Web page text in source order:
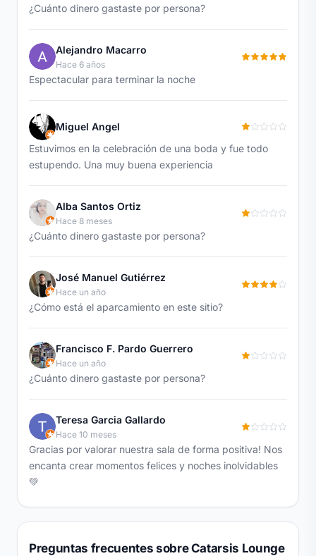
¿Cuánto dinero gastaste por persona?
Alejandro Macarro
Hace 6 años
Espectacular para terminar la noche
Miguel Angel
Estuvimos en la celebración de una boda y fue todo
estupendo. Una muy buena experiencia
Alba Santos Ortiz
Hace 8 meses
¿Cuánto dinero gastaste por persona?
José Manuel Gutiérrez
Hace un año
¿Cómo está el aparcamiento en este sitio?
Francisco F. Pardo Guerrero
Hace un año
¿Cuánto dinero gastaste por persona?
Teresa Garcia Gallardo
Hace 10 meses
Gracias por valorar nuestra sala de forma positiva! Nos
encanta crear momentos felices y noches inolvidables
💚
Preguntas frecuentes sobre Catarsis Lounge